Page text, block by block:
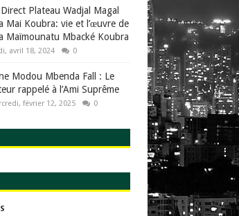
Plateau Wadjal Magal
Mai Koubra: vie et l’œuvre de
Maïmounatu Mbacké Koubra
avril 18, 2024 0
Modou Mbenda Fall : Le
rappelé à l’Ami Suprême
février 12, 2025 0